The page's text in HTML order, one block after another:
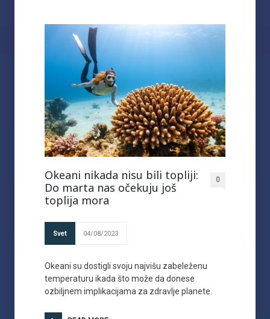
Okeani nikada nisu bili topliji:
Do marta nas očekuju još
toplija mora
0
Svet 04/08/2023
Okeani su dostigli svoju najvišu zabeleženu
temperaturu ikada što može da donese
ozbiljnem implikacijama za zdravlje planete.